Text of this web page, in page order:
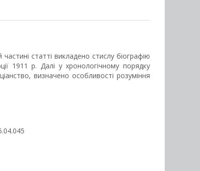
статті викладено стислу біографію
1911 р. Далі у хронологічному порядку
визначено особливості розуміння